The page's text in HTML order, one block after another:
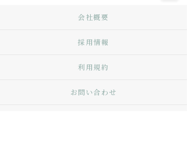
会社概要
採用情報
利用規約
お問い合わせ